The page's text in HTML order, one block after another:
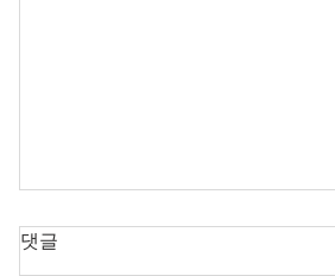
댓글